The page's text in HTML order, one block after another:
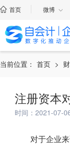
首页 微博
当前位置： 首页 >
注册资本
时间：2021-07-
对于企业